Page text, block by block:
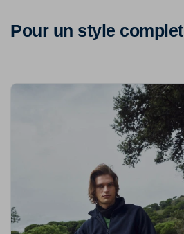
Pour un style complet